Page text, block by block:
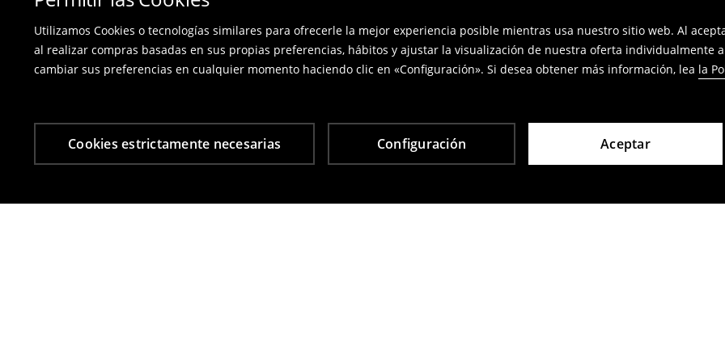
Utilizamos Cookies o tecnologías similares para ofrecerle la mejor experiencia posible mientras usa nuestro sitio web. Al
al realizar compras basadas en sus propias preferencias, hábitos y ajustar la visualización de nuestra oferta individualmente
cambiar sus preferencias en cualquier momento haciendo clic en «Configuración». Si desea obtener más información, lea la
Cookies estrictamente necesarias Configuración Aceptar